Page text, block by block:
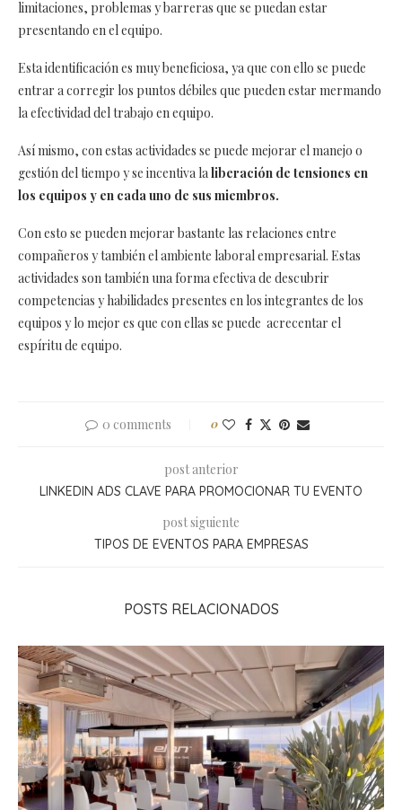
limitaciones, problemas y barreras que se puedan estar
presentando en el equipo.
Esta identificación es muy beneficiosa, ya que con ello se puede
entrar a corregir los puntos débiles que pueden estar mermando
la efectividad del trabajo en equipo.
Así mismo, con estas actividades se puede mejorar el manejo o
gestión del tiempo y se incentiva laliberación de tensiones en
los equipos y en cada uno de sus miembros.
Con esto se pueden mejorar bastante las relaciones entre
compañeros y también el ambiente laboral empresarial. Estas
actividades son también una forma efectiva de descubrir
competencias y habilidades presentes en los integrantes de los
equipos y lo mejor es que con ellas se puede acrecentar el
espíritu de equipo.
0 comments 0
post anterior
LINKEDIN ADS CLAVE PARA PROMOCIONAR TU EVENTO
post siguiente
TIPOS DE EVENTOS PARA EMPRESAS
POSTS RELACIONADOS